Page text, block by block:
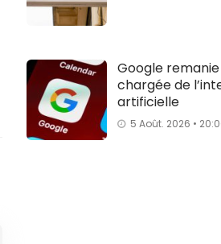
Google
chargée de
artificielle
5 Août. 2026 •